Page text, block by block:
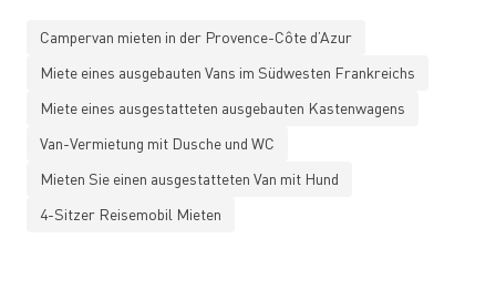
Campervan mieten in der Provence-Côte d’Azur
Miete eines ausgebauten Vans im Südwesten Frankreichs
Miete eines ausgestatteten ausgebauten Kastenwagens
Van-Vermietung mit Dusche und WC
Mieten Sie einen ausgestatteten Van mit Hund
4-Sitzer Reisemobil Mieten